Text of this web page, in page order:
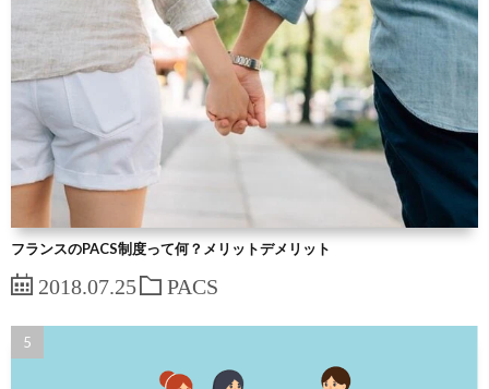
フランスのPACS制度って何？メリットデメリット
2018.07.25 PACS